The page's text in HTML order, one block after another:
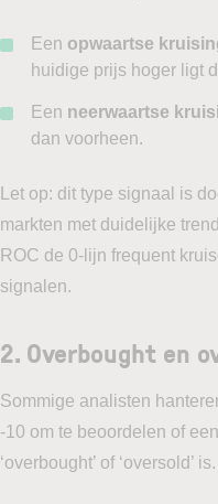
Een opwaartse
huidige prijs hoger ligt
Een neerwaartse
dan voorheen.
Let op: dit type signaal is
markten met duidelijke
ROC de 0-lijn frequent
signalen.
2. Overbought en
Sommige analisten
-10 om te beoordelen of
‘overbought’ of ‘oversold’ is.